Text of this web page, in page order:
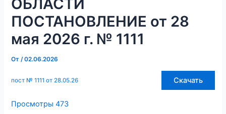
ОБЛАСТИ
ПОСТАНОВЛЕНИЕ от 28
мая 2026 г. № 1111
От /02.06.2026
пост № 1111 от 28.05.26 Скачать
Просмотры 473